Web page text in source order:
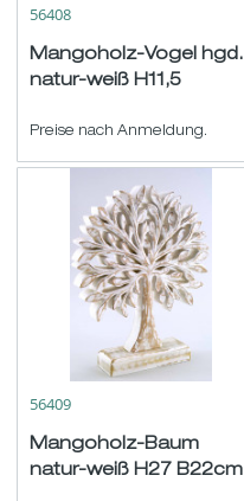
56408
Mangoholz-Vogel hgd.
natur-weiß H11,5
Preise nach Anmeldung.
56409
Mangoholz-Baum
natur-weiß H27 B22cm